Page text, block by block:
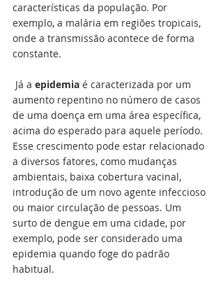
características da população. Por
exemplo, a malária em regiões tropicais,
onde a transmissão acontece de forma
constante.
Já a epidemia é caracterizada por um
aumento repentino no número de casos
de uma doença em uma área específica,
acima do esperado para aquele período.
Esse crescimento pode estar relacionado
a diversos fatores, como mudanças
ambientais, baixa cobertura vacinal,
introdução de um novo agente infeccioso
ou maior circulação de pessoas. Um
surto de dengue em uma cidade, por
exemplo, pode ser considerado uma
epidemia quando foge do padrão
habitual.